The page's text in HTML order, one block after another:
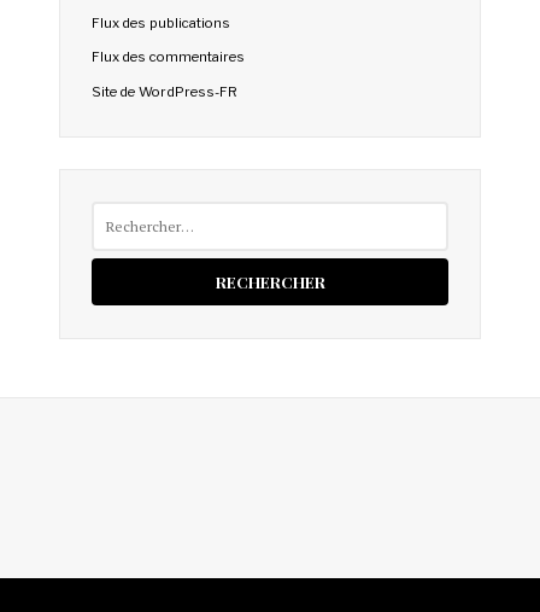
Flux des publications
Flux des commentaires
Site de WordPress-FR